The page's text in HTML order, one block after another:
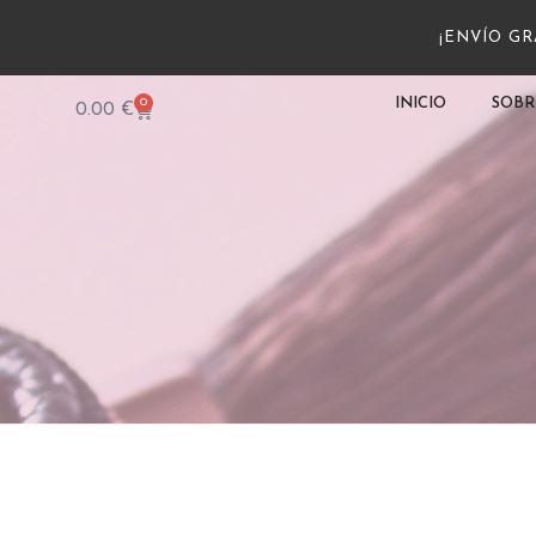
¡ENVÍO
0.00 € 0 INICIO